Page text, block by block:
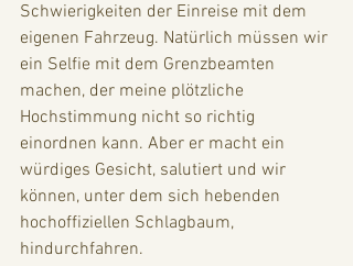
Schwierigkeiten der Einreise mit dem
eigenen Fahrzeug. Natürlich müssen wir
ein Selfie mit dem Grenzbeamten
machen, der meine plötzliche
Hochstimmung nicht so richtig
einordnen kann. Aber er macht ein
würdiges Gesicht, salutiert und wir
können, unter dem sich hebenden
hochoffiziellen Schlagbaum,
hindurchfahren.